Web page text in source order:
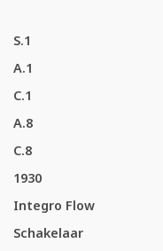
S.1
A.1
C.1
A.8
C.8
1930
Integro Flow
Schakelaar